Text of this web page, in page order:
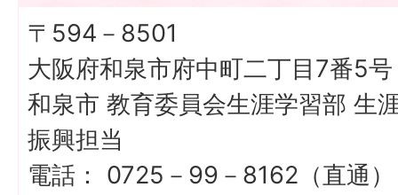
〒594－8501
大阪府和泉市府中町二丁目7番5号
和泉市 教育委員会生涯学習部 生
振興担当
電話： 0725－99－8162（直通）